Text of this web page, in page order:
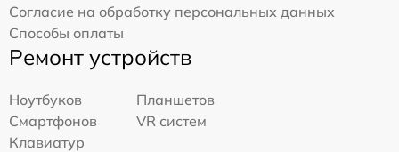
Согласие на обработку персональных данных
Способы оплаты
Ремонт устройств
Ноутбуков
Планшетов
Смартфонов
VR систем
Клавиатур